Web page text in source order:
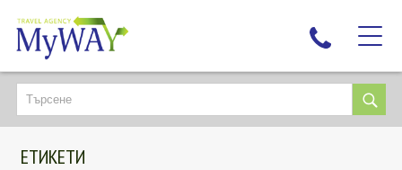
НАЙ-ТЪРСЕНИ
ДЕСТИНАЦИИ
ЕКЗОТИЧНИ ПОЧИВКИ
ЕТИКЕТИ